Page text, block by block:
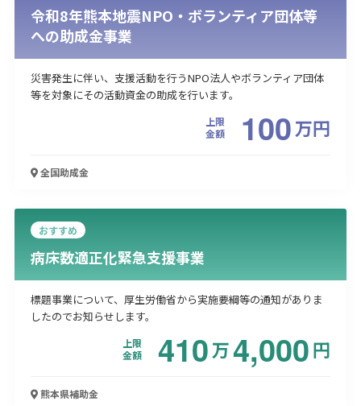
令和8年熊本地震NPO・ボランティア団体等
への助成金事業
災害発生に伴い、支援活動を行うNPO法人やボランティア団体
等を対象にその活動資金の助成を行います。
上限
金額
100万円
全国助成金
おすすめ
病床数適正化緊急支援事業
標題事業について、厚生労働省から実施要綱等の通知がありま
したのでお知らせします。
上限
金額
410万4,000円
熊本県補助金